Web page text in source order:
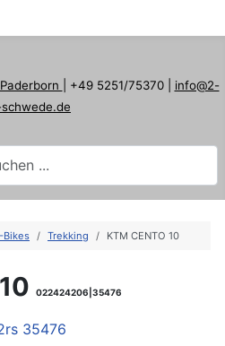
| +49 5251/75370 | info@2-
Bikes Trekking KTM CENTO 10
022424206|35476